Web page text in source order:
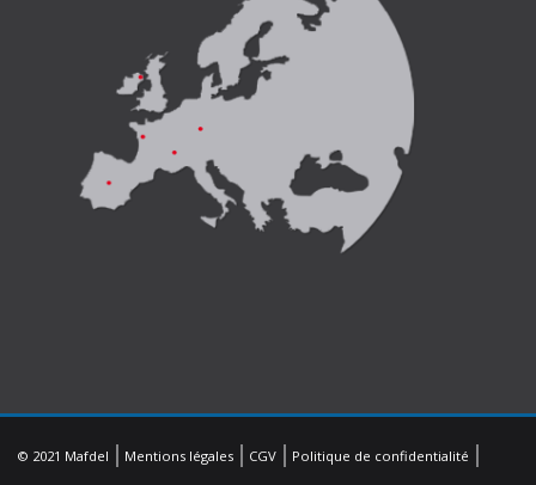
© 2021 Mafdel Mentions légales CGV Politique de confidentialité